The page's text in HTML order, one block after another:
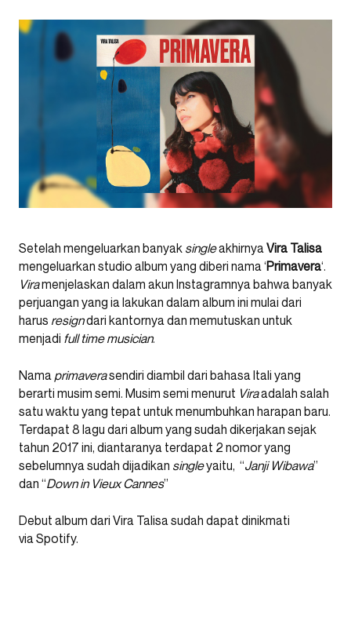
Setelah mengeluarkan banyak singleakhirnyaVira Talisa
mengeluarkan studio album yang diberi nama ‘Primavera‘.
Viramenjelaskan dalam akun Instagramnya bahwa banyak
perjuangan yang ia lakukan dalam album ini mulai dari
harus resigndari kantornya dan memutuskan untuk
menjadi full time musician.
Nama primaverasendiri diambil dari bahasa Itali yang
berarti musim semi. Musim semi menurut Viraadalah salah
satu waktu yang tepat untuk menumbuhkan harapan baru.
Terdapat 8 lagu dari album yang sudah dikerjakan sejak
tahun 2017 ini, diantaranya terdapat 2 nomor yang
sebelumnya sudah dijadikan singleyaitu, “Janji Wibawa”
dan “Down in Vieux Cannes”
Debut album dari Vira Talisa sudah dapat dinikmati
via Spotify.